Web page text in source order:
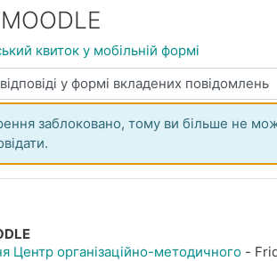
квиток у мобільній формі
заблоковано, тому ви більше не
Центр організаційно-методичного -
0